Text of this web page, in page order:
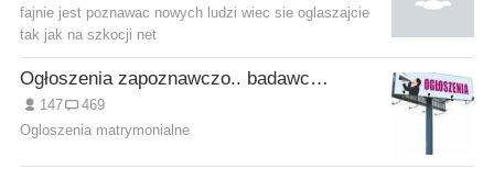
fajnie jest poznawac nowych ludzi wiec sie oglaszajcie
tak jak na szkocji net
Ogłoszenia zapoznawczo.. badawcze ;)
147
469
Ogloszenia matrymonialne